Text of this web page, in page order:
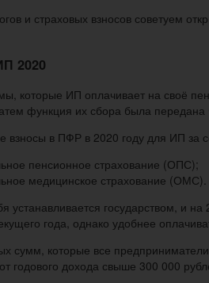
и страховых взносов советуем
2020
которые ИП оплачивает на своё
функция их сбора была передана
взносы в ПФР в 2020 году для ИП за
пенсионное страхование (ОПС);
медицинское страхование (ОМС).
устанавливается государством, и
года, однако удобнее
сумм, которые все
годового дохода свыше 300 000